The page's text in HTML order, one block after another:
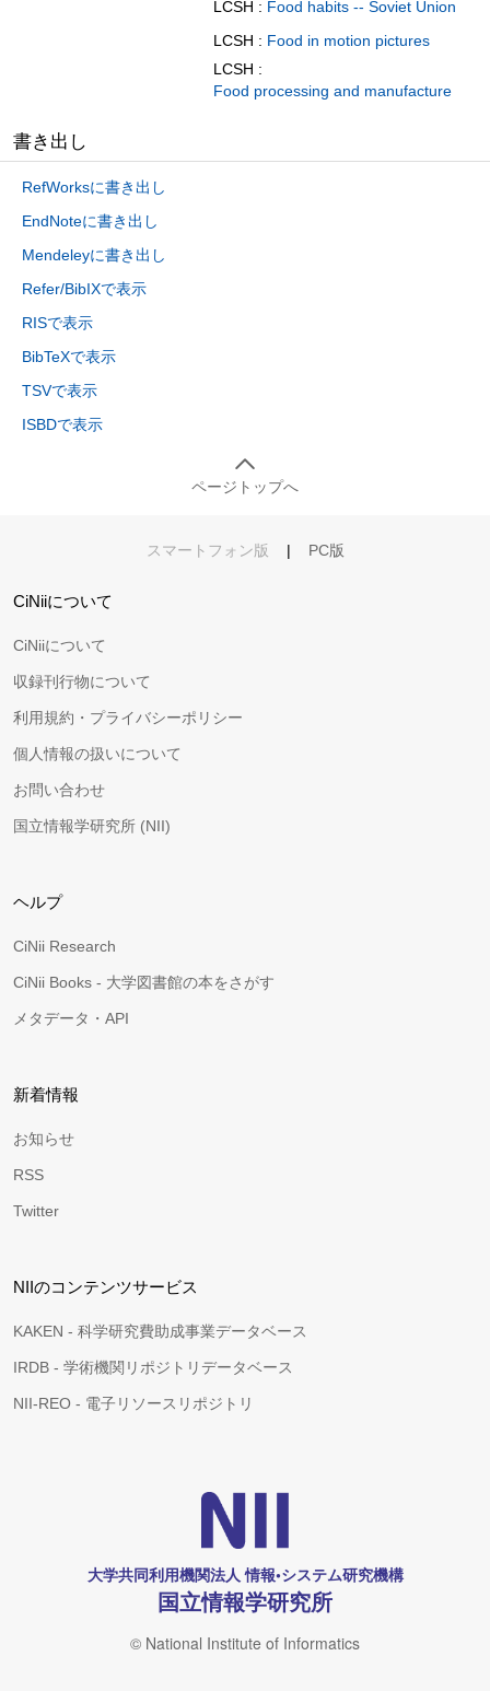
LCSH : Food habits -- Soviet Union
LCSH : Food in motion pictures
LCSH :
Food processing and manufacture
書き出し
RefWorksに書き出し
EndNoteに書き出し
Mendeleyに書き出し
Refer/BibIXで表示
RISで表示
BibTeXで表示
TSVで表示
ISBDで表示
ページトップへ
スマートフォン版 | PC版
CiNiiについて
CiNiiについて
収録刊行物について
利用規約・プライバシーポリシー
個人情報の扱いについて
お問い合わせ
国立情報学研究所 (NII)
ヘルプ
CiNii Research
CiNii Books - 大学図書館の本をさがす
メタデータ・API
新着情報
お知らせ
RSS
Twitter
NIIのコンテンツサービス
KAKEN - 科学研究費助成事業データベース
IRDB - 学術機関リポジトリデータベース
NII-REO - 電子リソースリポジトリ
大学共同利用機関法人 情報•システム研究機構
国立情報学研究所
© National Institute of Informatics